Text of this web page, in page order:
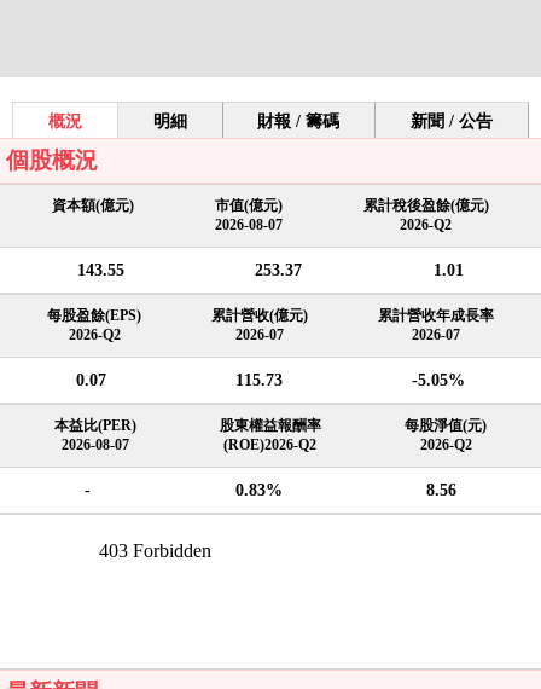
概況 明細 財報 / 籌碼 新聞 / 公告
個股概況
資本額(億元)
市值(億元)
2026-08-07
累計稅後盈餘(億元)
2026-Q2
143.55 253.37 1.01
每股盈餘(EPS)
2026-Q2
累計營收(億元)
2026-07
累計營收年成長率
2026-07
0.07 115.73 -5.05%
本益比(PER)
2026-08-07
股東權益報酬率
(ROE)2026-Q2
每股淨值(元)
2026-Q2
- 0.83% 8.56